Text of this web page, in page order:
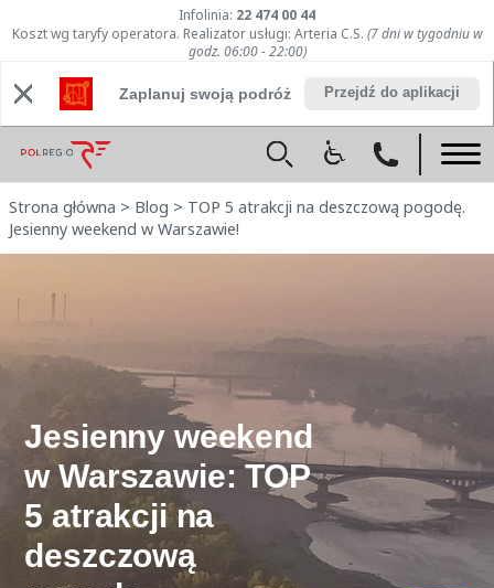
Infolinia: 22 474 00 44
Koszt wg taryfy operatora. Realizator usługi: Arteria C.S. (7 dni w tygodniu w
godz. 06:00 - 22:00)
Zaplanuj swoją podróż Przejdź do aplikacji
Strona główna > Blog > TOP 5 atrakcji na deszczową pogodę.
Jesienny weekend w Warszawie!
Jesienny weekend
w Warszawie: TOP
5 atrakcji na
deszczową